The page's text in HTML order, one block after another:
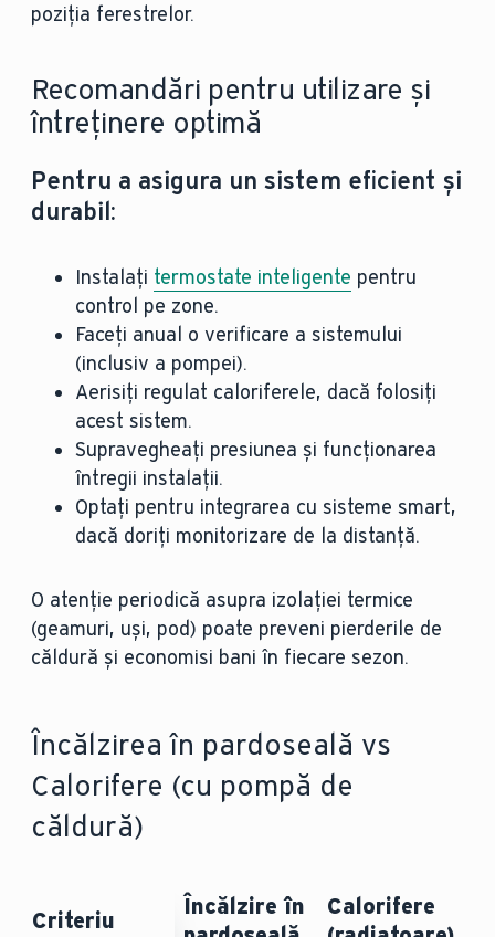
poziția ferestrelor.
Recomandări pentru utilizare și
întreținere optimă
Pentru a asigura un sistem eficient și
durabil:
Instalați termostate inteligente pentru
control pe zone.
Faceți anual o verificare a sistemului
(inclusiv a pompei).
Aerisiți regulat caloriferele, dacă folosiți
acest sistem.
Supravegheați presiunea și funcționarea
întregii instalații.
Optați pentru integrarea cu sisteme smart,
dacă doriți monitorizare de la distanță.
O atenție periodică asupra izolației termice
(geamuri, uși, pod) poate preveni pierderile de
căldură și economisi bani în fiecare sezon.
Încălzirea în pardoseală vs
Calorifere (cu pompă de
căldură)
Criteriu
Încălzire în
Calorifere